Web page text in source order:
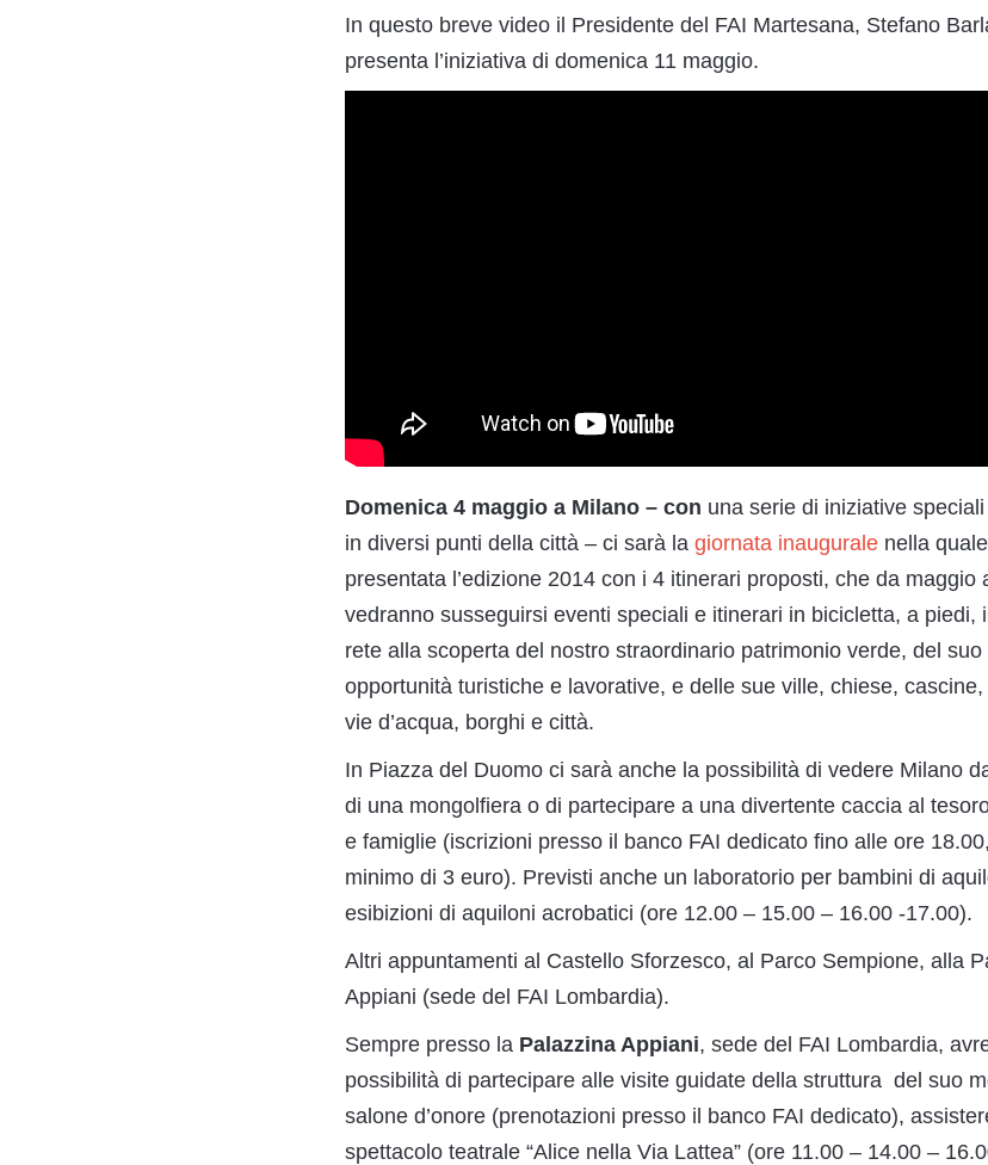
In questo breve video il Presidente del FAI Martesana, Stefano
presenta l’iniziativa di domenica 11 maggio.
Domenica 4 maggio a Milano – con una serie di iniziative
in diversi punti della città – ci sarà la giornata inaugurale nella
presentata l’edizione 2014 con i 4 itinerari proposti, che da maggio
vedranno susseguirsi eventi speciali e itinerari in bicicletta, a piedi,
rete alla scoperta del nostro straordinario patrimonio verde, del
opportunità turistiche e lavorative, e delle sue ville, chiese,
vie d’acqua, borghi e città.
In Piazza del Duomo ci sarà anche la possibilità di vedere Milano
di una mongolfiera o di partecipare a una divertente caccia al
e famiglie (iscrizioni presso il banco FAI dedicato fino alle ore
minimo di 3 euro). Previsti anche un laboratorio per bambini di
esibizioni di aquiloni acrobatici (ore 12.00 – 15.00 – 16.00 -17.00).
Altri appuntamenti al Castello Sforzesco, al Parco Sempione, alla
Appiani (sede del FAI Lombardia).
Sempre presso la Palazzina Appiani, sede del FAI Lombardia,
possibilità di partecipare alle visite guidate della struttura del suo
salone d’onore (prenotazioni presso il banco FAI dedicato),
spettacolo teatrale “Alice nella Via Lattea” (ore 11.00 – 14.00 –